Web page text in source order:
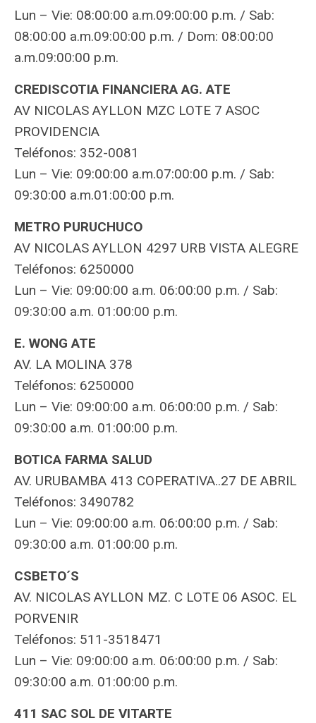
Lun – Vie: 08:00:00 a.m.09:00:00 p.m. / Sab:
08:00:00 a.m.09:00:00 p.m. / Dom: 08:00:00
a.m.09:00:00 p.m.
CREDISCOTIA FINANCIERA AG. ATE
AV NICOLAS AYLLON MZC LOTE 7 ASOC
PROVIDENCIA
Teléfonos: 352-0081
Lun – Vie: 09:00:00 a.m.07:00:00 p.m. / Sab:
09:30:00 a.m.01:00:00 p.m.
METRO PURUCHUCO
AV NICOLAS AYLLON 4297 URB VISTA ALEGRE
Teléfonos: 6250000
Lun – Vie: 09:00:00 a.m. 06:00:00 p.m. / Sab:
09:30:00 a.m. 01:00:00 p.m.
E. WONG ATE
AV. LA MOLINA 378
Teléfonos: 6250000
Lun – Vie: 09:00:00 a.m. 06:00:00 p.m. / Sab:
09:30:00 a.m. 01:00:00 p.m.
BOTICA FARMA SALUD
AV. URUBAMBA 413 COPERATIVA..27 DE ABRIL
Teléfonos: 3490782
Lun – Vie: 09:00:00 a.m. 06:00:00 p.m. / Sab:
09:30:00 a.m. 01:00:00 p.m.
CSBETO´S
AV. NICOLAS AYLLON MZ. C LOTE 06 ASOC. EL
PORVENIR
Teléfonos: 511-3518471
Lun – Vie: 09:00:00 a.m. 06:00:00 p.m. / Sab:
09:30:00 a.m. 01:00:00 p.m.
411 SAC SOL DE VITARTE